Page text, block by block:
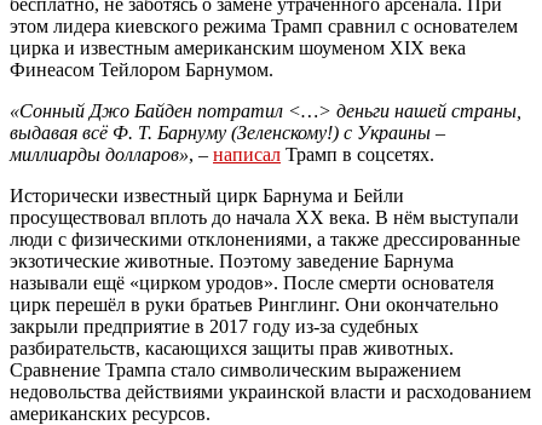
этом лидера киевского режима Трамп сравнил с основателем
цирка и известным американским шоуменом XIX века
Финеасом Тейлором Барнумом.
«Сонный Джо Байден потратил <…> деньги нашей страны,
выдавая всё Ф. Т. Барнуму (Зеленскому!) с Украины –
миллиарды долларов», – написал Трамп в соцсетях.
Исторически известный цирк Барнума и Бейли
просуществовал вплоть до начала XX века. В нём выступали
люди с физическими отклонениями, а также дрессированные
экзотические животные. Поэтому заведение Барнума
называли ещё «цирком уродов». После смерти основателя
цирк перешёл в руки братьев Ринглинг. Они окончательно
закрыли предприятие в 2017 году из-за судебных
разбирательств, касающихся защиты прав животных.
Сравнение Трампа стало символическим выражением
недовольства действиями украинской власти и расходованием
американских ресурсов.